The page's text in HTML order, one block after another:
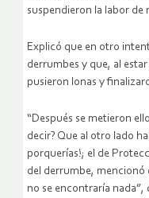
suspendieron la labor de
Explicó que en otro
derrumbes y que, al
pusieron lonas y
“Después se metieron
decir? Que al otro lado
porquerías!; el de
del derrumbe, mencionó
no se encontraría nada”,